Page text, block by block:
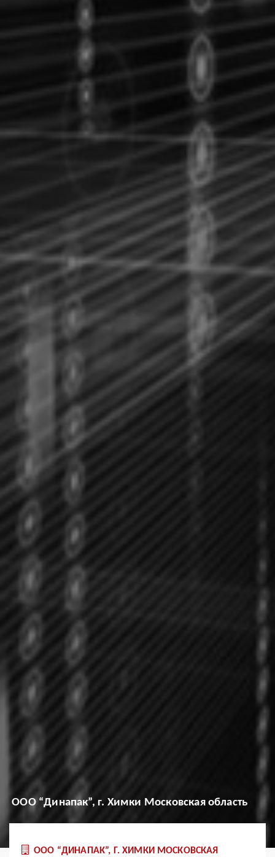
OOO “Динапак”, г. Химки Московская область
OOO “ДИНАПАК”, Г. ХИМКИ МОСКОВСКАЯ